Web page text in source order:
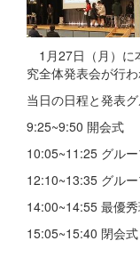
1月27日（月）に
究全体発表会が行わ
当日の日程と発表
9:25~9:50 開会式
10:05~11:25 グル
12:10~13:35 グル
14:00~14:55 最優
15:05~15:40 閉会